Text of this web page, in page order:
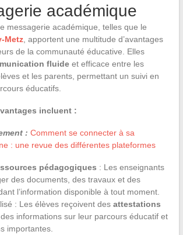
académique
messagerie académique, telles que le
Metz, apportent une multitude d’avantages
de la communauté éducative. Elles
fluideet efficace entre les
et les parents, permettant un suivi en
éducatifs.
incluent :
: Comment se connecter à sa
: une revue des différentes plateformes
pédagogiques : Les enseignants
des documents, des travaux et des
l’information disponible à tout moment.
: Les élèves reçoivent des attestations
, des informations sur leur parcours éducatif et
importantes.